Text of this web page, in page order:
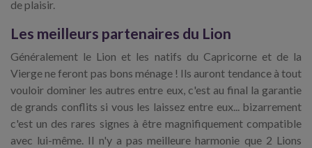
de plaisir.
Les meilleurs partenaires du Lion
Généralement le Lion et les natifs du Capricorne et de la
Vierge ne feront pas bons ménage ! Ils auront tendance à tout
vouloir dominer les autres entre eux, c'est au final la garantie
de grands conflits si vous les laissez entre eux... bizarrement
c'est un des rares signes à être magnifiquement compatible
avec lui-même. Il n'y a pas meilleure harmonie que 2 Lions